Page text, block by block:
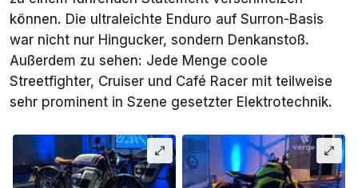
können. Die ultraleichte Enduro auf Surron-Basis
war nicht nur Hingucker, sondern Denkanstoß.
Außerdem zu sehen: Jede Menge coole
Streetfighter, Cruiser und Café Racer mit teilweise
sehr prominent in Szene gesetzter Elektrotechnik.